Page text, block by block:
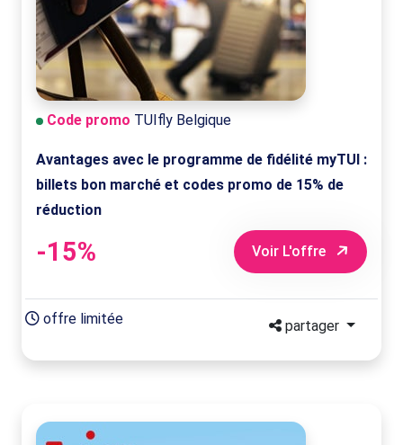
Code promo TUIfly Belgique
Avantages avec le programme de fidélité myTUI :
billets bon marché et codes promo de 15% de
réduction
-15% Voir L'offre
offre limitée partager